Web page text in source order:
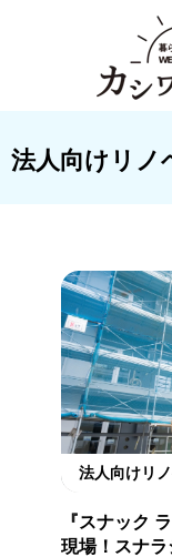
法人向けリノ
法人向けリ
『スナック
現場！スナ